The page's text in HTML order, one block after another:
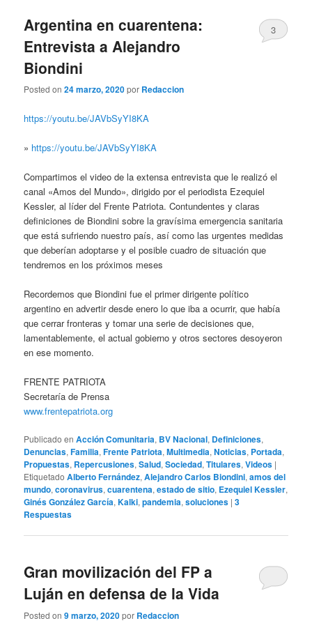
Argentina en cuarentena:
Entrevista a Alejandro
Biondini
Posted on24 marzo, 2020por Redaccion
3
https://youtu.be/JAVbSyYI8KA
» https://youtu.be/JAVbSyYI8KA
Compartimos el video de la extensa entrevista que le realizó el
canal «Amos del Mundo», dirigido por el periodista Ezequiel
Kessler, al líder del Frente Patriota. Contundentes y claras
definiciones de Biondini sobre la gravísima emergencia sanitaria
que está sufriendo nuestro país, así como las urgentes medidas
que deberían adoptarse y el posible cuadro de situación que
tendremos en los próximos meses
Recordemos que Biondini fue el primer dirigente político
argentino en advertir desde enero lo que iba a ocurrir, que había
que cerrar fronteras y tomar una serie de decisiones que,
lamentablemente, el actual gobierno y otros sectores desoyeron
en ese momento.
FRENTE PATRIOTA
Secretaría de Prensa
www.frentepatriota.org
Publicado en Acción Comunitaria, BV Nacional, Definiciones,
Denuncias,Familia,Frente Patriota,Multimedia,Noticias, Portada,
Propuestas, Repercusiones,Salud,Sociedad,Titulares,Videos |
Etiquetado Alberto Fernández,Alejandro Carlos Biondini,amos del
mundo,coronavirus,cuarentena,estado de sitio, Ezequiel Kessler,
Ginés González García,Kalki,pandemia,soluciones |3
Respuestas
Gran movilización del FP a
Luján en defensa de la Vida
Posted on9 marzo, 2020por Redaccion